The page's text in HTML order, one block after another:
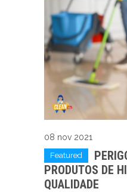
08 nov 2021
Featured
PRODUTOS DE
QUALIDADE